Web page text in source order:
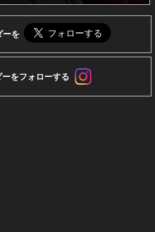
ーを
をフォローする